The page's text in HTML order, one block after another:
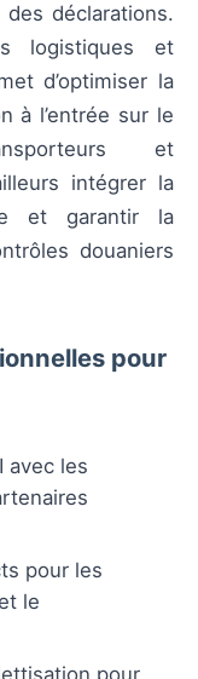
déclarations.
logistiques et
d’optimiser la
à l’entrée sur le
et
intégrer la
et garantir la
douaniers
pour
avec les
pour les
le